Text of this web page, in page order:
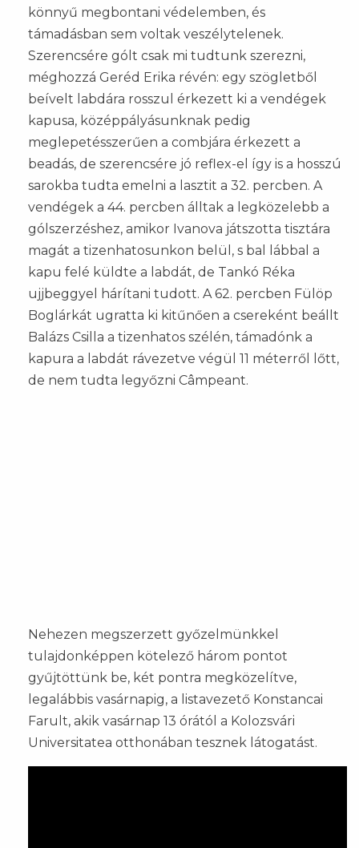
könnyű megbontani védelemben, és
támadásban sem voltak veszélytelenek.
Szerencsére gólt csak mi tudtunk szerezni,
méghozzá Geréd Erika révén: egy szögletből
beívelt labdára rosszul érkezett ki a vendégek
kapusa, középpályásunknak pedig
meglepetésszerűen a combjára érkezett a
beadás, de szerencsére jó reflex-el így is a hosszú
sarokba tudta emelni a lasztit a 32. percben. A
vendégek a 44. percben álltak a legközelebb a
gólszerzéshez, amikor Ivanova játszotta tisztára
magát a tizenhatosunkon belül, s bal lábbal a
kapu felé küldte a labdát, de Tankó Réka
ujjbeggyel hárítani tudott. A 62. percben Fülöp
Boglárkát ugratta ki kitűnően a csereként beállt
Balázs Csilla a tizenhatos szélén, támadónk a
kapura a labdát rávezetve végül 11 méterről lőtt,
de nem tudta legyőzni Câmpeant.
Nehezen megszerzett győzelmünkkel
tulajdonképpen kötelező három pontot
gyűjtöttünk be, két pontra megközelítve,
legalábbis vasárnapig, a listavezető Konstancai
Farult, akik vasárnap 13 órától a Kolozsvári
Universitatea otthonában tesznek látogatást.